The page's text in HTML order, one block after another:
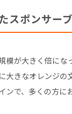
スポンサー
模が大きく倍にな
大きなオレンジの
ンで、多くの方に